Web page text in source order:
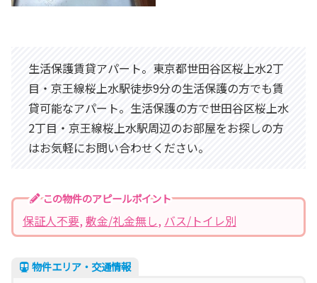
生活保護賃貸アパート。東京都世田谷区桜上水2丁
目・京王線桜上水駅徒歩9分の生活保護の方でも賃
貸可能なアパート。生活保護の方で世田谷区桜上水
2丁目・京王線桜上水駅周辺のお部屋をお探しの方
はお気軽にお問い合わせください。
この物件のアピールポイント
保証人不要, 敷金/礼金無し, バス/トイレ別
物件エリア・交通情報